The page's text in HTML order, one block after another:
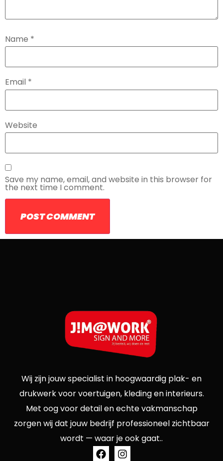
Name *
Email *
Website
Save my name, email, and website in this browser for
the next time I comment.
Wij zijn jouw specialist in hoogwaardig plak- en
drukwerk voor voertuigen, kleding en interieurs.
Met oog voor detail en echte vakmanschap
zorgen wij dat jouw bedrijf professioneel zichtbaar
wordt — waar je ook gaat..